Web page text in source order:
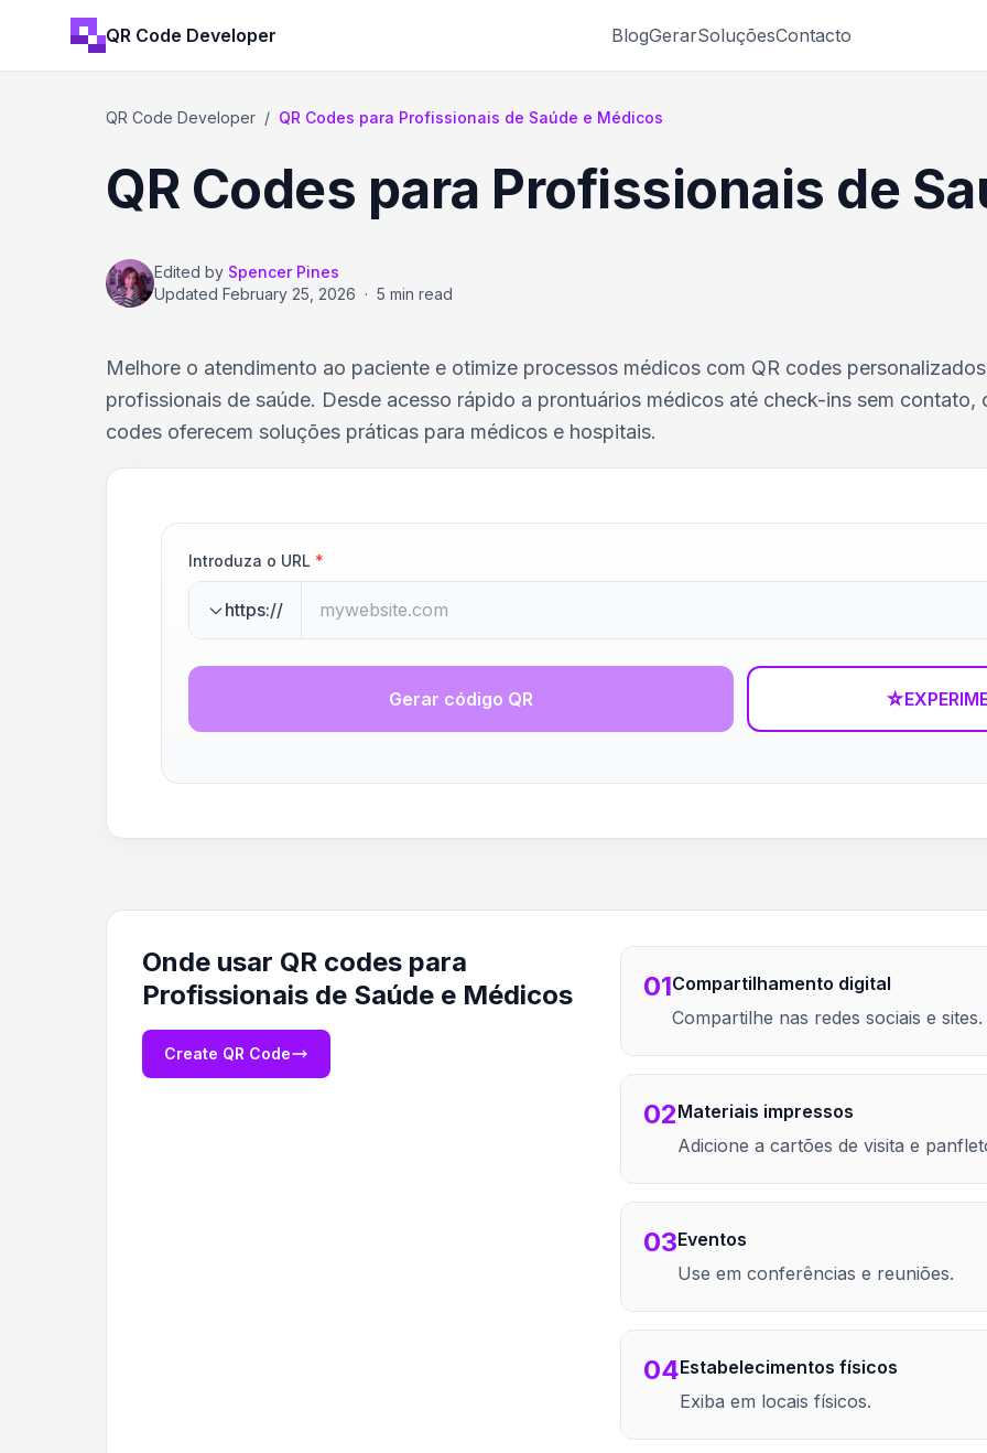
QR Code Developer BlogGerarSoluçõesContacto
QR Code Developer / QR Codes para Profissionais de Saúde e Médicos
QR Codes para Profissionais de
Edited by Spencer Pines
Updated February 25, 2026 · 5 min read
Melhore o atendimento ao paciente e otimize processos médicos com QR codes
profissionais de saúde. Desde acesso rápido a prontuários médicos até check-ins sem contato,
codes oferecem soluções práticas para médicos e hospitais.
Introduza o URL *
https://
Gerar código QR ☆
Onde usar QR codes para
Profissionais de Saúde e Médicos
Create QR Code
01Compartilhamento digital
Compartilhe nas redes sociais e sites.
02Materiais impressos
Adicione a cartões de visita e
03Eventos
Use em conferências e reuniões.
04Estabelecimentos físicos
Exiba em locais físicos.